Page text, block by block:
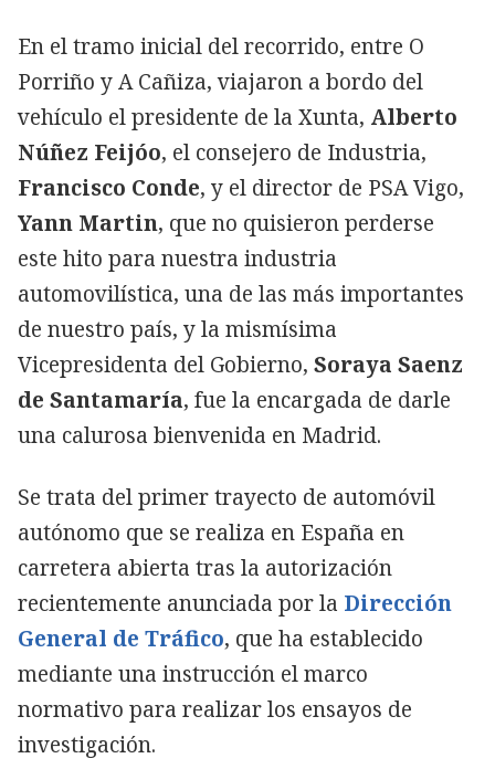
En el tramo inicial del recorrido, entre O
Porriño y A Cañiza, viajaron a bordo del
vehículo el presidente de la Xunta, Alberto
Núñez Feijóo, el consejero de Industria,
Francisco Conde, y el director de PSA Vigo,
Yann Martin, que no quisieron perderse
este hito para nuestra industria
automovilística, una de las más importantes
de nuestro país, y la mismísima
Vicepresidenta del Gobierno, Soraya Saenz
de Santamaría, fue la encargada de darle
una calurosa bienvenida en Madrid.
Se trata del primer trayecto de automóvil
autónomo que se realiza en España en
carretera abierta tras la autorización
recientemente anunciada por la Dirección
General de Tráfico, que ha establecido
mediante una instrucción el marco
normativo para realizar los ensayos de
investigación.